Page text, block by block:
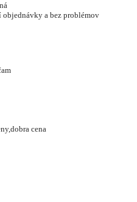
objednávky a bez problémov
cena